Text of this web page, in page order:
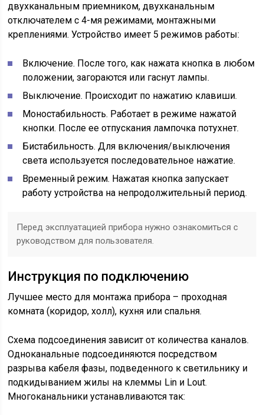
двухканальным приемником, двухканальным
отключателем с 4-мя режимами, монтажными
креплениями. Устройство имеет 5 режимов работы:
Включение. После того, как нажата кнопка в любом
положении, загораются или гаснут лампы.
Выключение. Происходит по нажатию клавиши.
Моностабильность. Работает в режиме нажатой
кнопки. После ее отпускания лампочка потухнет.
Бистабильность. Для включения/выключения
света используется последовательное нажатие.
Временный режим. Нажатая кнопка запускает
работу устройства на непродолжительный период.
Перед эксплуатацией прибора нужно ознакомиться с
руководством для пользователя.
Инструкция по подключению
Лучшее место для монтажа прибора – проходная
комната (коридор, холл), кухня или спальня.
Схема подсоединения зависит от количества каналов.
Одноканальные подсоединяются посредством
разрыва кабеля фазы, подведенного к светильнику и
подкидыванием жилы на клеммы Lin и Lout.
Многоканальники устанавливаются так: